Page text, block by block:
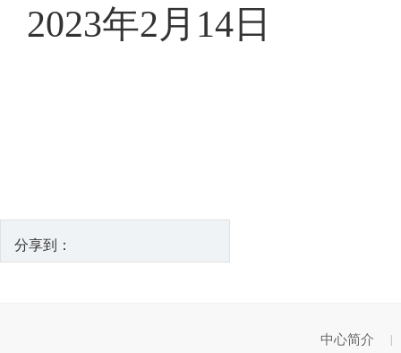
2023年2月14日
分享到：
中心简介